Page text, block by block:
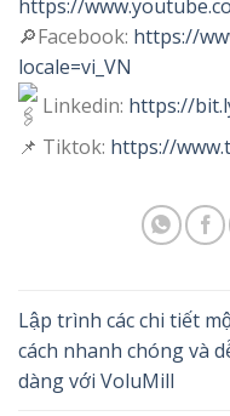
https://
🔎Facebook: https://
locale=vi_VN
Linkedin: https://
📌 Tiktok: https://
Lập trình các chi tiết
cách nhanh chóng và
dàng với VoluMill